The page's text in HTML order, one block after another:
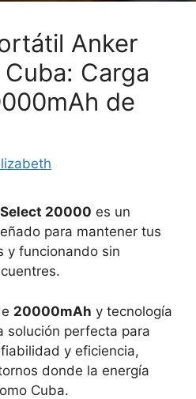
Anker
Carga
de
20000 es un
para mantener tus
y funcionando sin
20000mAh y tecnología
solución perfecta para
y eficiencia,
donde la energía
Cuba.